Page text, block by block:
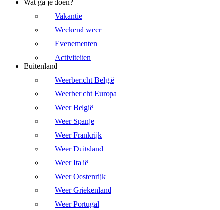
Wat ga je doen?
Vakantie
Weekend weer
Evenementen
Activiteiten
Buitenland
Weerbericht België
Weerbericht Europa
Weer België
Weer Spanje
Weer Frankrijk
Weer Duitsland
Weer Italië
Weer Oostenrijk
Weer Griekenland
Weer Portugal